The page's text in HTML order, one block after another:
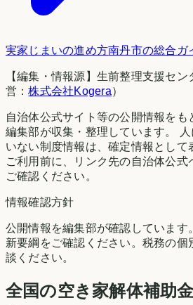
実家じまいの進め方南丹市の総合ガ
【編集・情報源】生前整理支援セ
営：株式会社Kogera）
自治体公式サイト等の公開情報を
編集部が収集・整理しています。
いない制度情報は、確定情報として
ご利用前に、リンク先の自治体公式
ご確認ください。
情報確認方針
公開情報を編集部が確認しています
新要綱をご確認ください。税務の個
談ください。
全国の空き家解体補助